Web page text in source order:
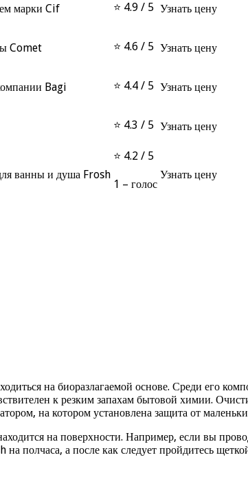
марки Cif ⭐ 4.9 / 5 Узнать цену
Comet ⭐ 4.6 / 5 Узнать цену
Bagi ⭐ 4.4 / 5 Узнать цену
⭐ 4.3 / 5 Узнать цену
ванны и душа Frosh
⭐ 4.2 / 5
1 – голос
Узнать цену
на биоразлагаемой основе. Среди его
к резким запахам бытовой химии.
на котором установлена защита от
на поверхности. Например, если вы
на полчаса, а после как следует пройдитесь